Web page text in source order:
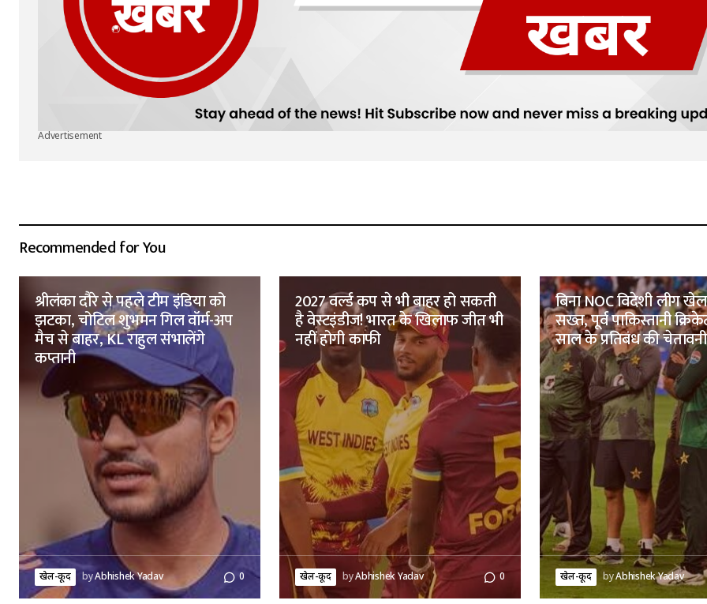
Advertisement
Recommended for You
श्रीलंका दौरे से पहले टीम इंडिया को
झटका, चोटिल शुभमन गिल वॉर्म-अप
मैच से बाहर, KL राहुल संभालेंगे
कप्तानी
खेल-कूद byAbhishek Yadav 0
2027 वर्ल्ड कप से भी बाहर हो सकती
है वेस्टइंडीज! भारत के खिलाफ जीत भी
नहीं होगी काफी
खेल-कूद byAbhishek Yadav 0
बिना NOC विदेशी लीग
सख्त, पूर्व पाकिस्तानी
साल के प्रतिबंध की चेतावनी
खेल-कूद byAbhishek Yadav